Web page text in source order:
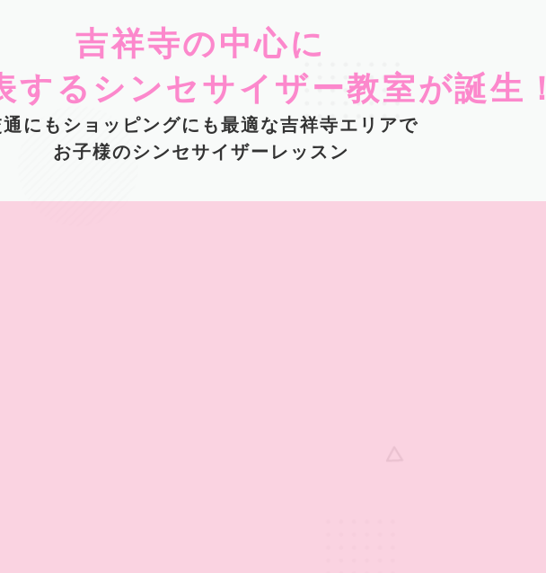
吉祥寺の中心に
するシンセサイザー教室が誕生！
にもショッピングにも最適な吉祥寺エリアで
お子様のシンセサイザーレッスン